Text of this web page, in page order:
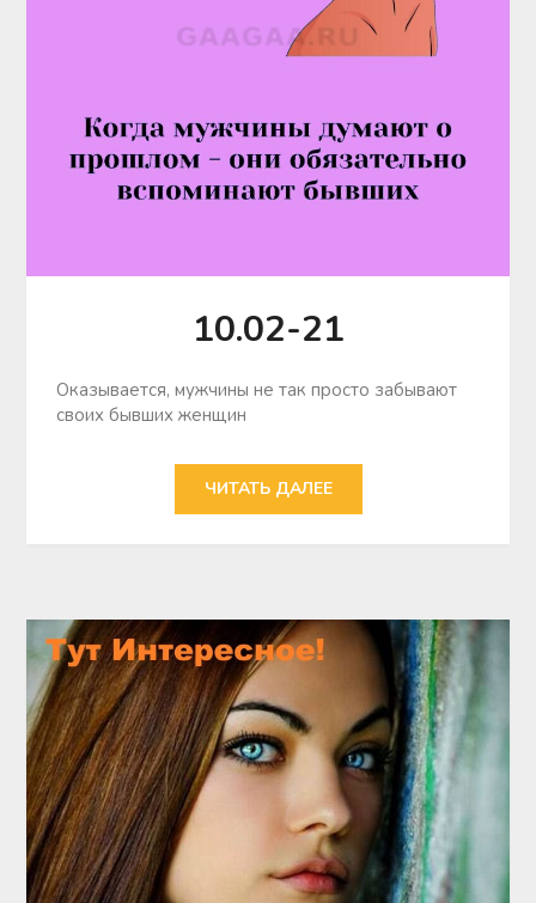
10.02-21
Оказывается, мужчины не так просто забывают
своих бывших женщин
ЧИТАТЬ ДАЛЕЕ